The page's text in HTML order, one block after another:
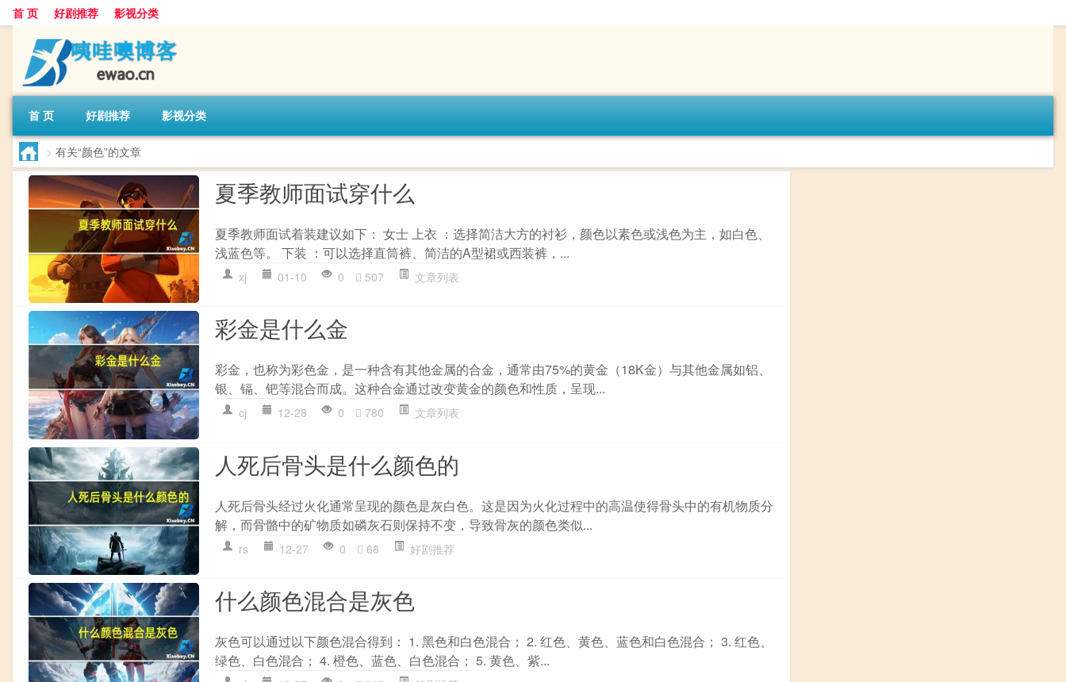
首 页 好剧推荐 影视分类
首 页 好剧推荐 影视分类
> 有关“颜色”的文章
夏季教师面试穿什么
夏季教师面试着装建议如下： 女士 上衣 ：选择简洁大方的衬衫，颜色以素色或浅色为主，如白色、
浅蓝色等。 下装 ：可以选择直筒裤、简洁的A型裙或西装裤，...
xj 01-10 0 507 文章列表
彩金是什么金
彩金，也称为彩色金，是一种含有其他金属的合金，通常由75%的黄金（18K金）与其他金属如铝、
银、镉、钯等混合而成。这种合金通过改变黄金的颜色和性质，呈现...
cj 12-28 0 780 文章列表
人死后骨头是什么颜色的
人死后骨头经过火化通常呈现的颜色是灰白色。这是因为火化过程中的高温使得骨头中的有机物质分
解，而骨骼中的矿物质如磷灰石则保持不变，导致骨灰的颜色类似...
rs 12-27 0 68 好剧推荐
什么颜色混合是灰色
灰色可以通过以下颜色混合得到： 1. 黑色和白色混合； 2. 红色、黄色、蓝色和白色混合； 3. 红色、
绿色、白色混合； 4. 橙色、蓝色、白色混合； 5. 黄色、紫...